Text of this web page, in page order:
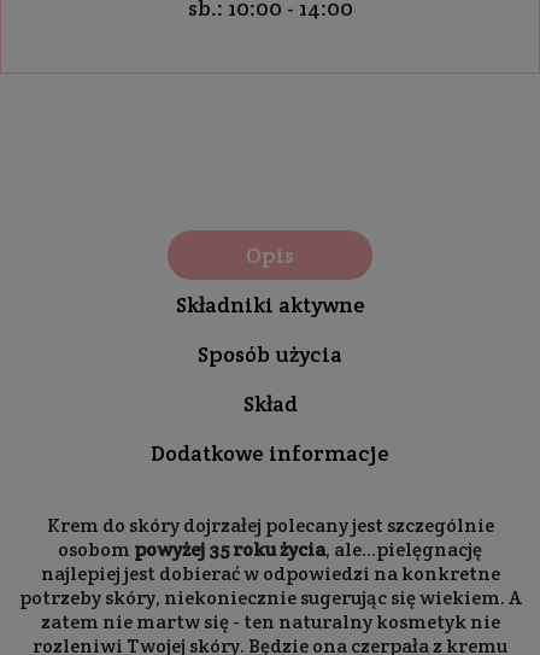
sb.: 10:00 - 14:00
Opis
Składniki aktywne
Sposób użycia
Skład
Dodatkowe informacje
Krem do skóry dojrzałej polecany jest szczególnie
osobom powyżej 35 roku życia, ale...pielęgnację
najlepiej jest dobierać w odpowiedzi na konkretne
potrzeby skóry, niekoniecznie sugerując się wiekiem. A
zatem nie martw się - ten naturalny kosmetyk nie
rozleniwi Twojej skóry. Będzie ona czerpała z kremu